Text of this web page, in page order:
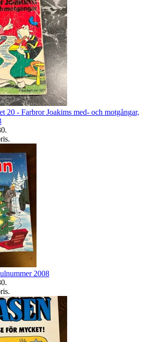
20 - Farbror Joakims med- och motgångar,
.
.
2008
.
.